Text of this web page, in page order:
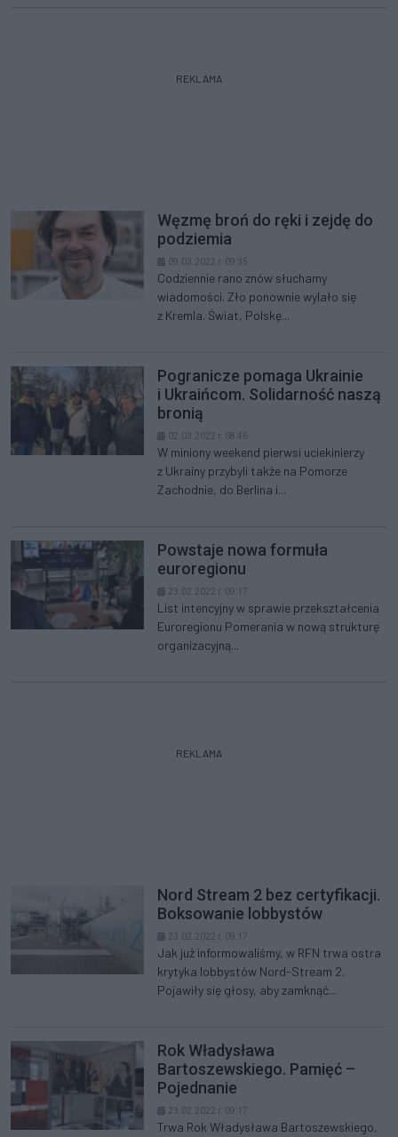
REKLAMA
Węzmę broń do ręki i zejdę do
podziemia
09.03.2022 r. 09:35
Codziennie rano znów słuchamy
wiadomości. Zło ponownie wylało się
z Kremla. Świat, Polskę...
Pogranicze pomaga Ukrainie
i Ukraińcom. Solidarność naszą
bronią
02.03.2022 r. 08:46
W miniony weekend pierwsi uciekinierzy
z Ukrainy przybyli także na Pomorze
Zachodnie, do Berlina i...
Powstaje nowa formuła
euroregionu
23.02.2022 r. 09:17
List intencyjny w sprawie przekształcenia
Euroregionu Pomerania w nową strukturę
organizacyjną...
REKLAMA
Nord Stream 2 bez certyfikacji.
Boksowanie lobbystów
23.02.2022 r. 09:17
Jak już informowaliśmy, w RFN trwa ostra
krytyka lobbystów Nord-Stream 2.
Pojawiły się głosy, aby zamknąć...
Rok Władysława
Bartoszewskiego. Pamięć –
Pojednanie
23.02.2022 r. 09:17
Trwa Rok Władysława Bartoszewskiego,